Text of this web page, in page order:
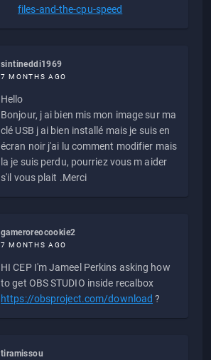
files-and-the-cpu-speed
sintineddi1969
7 MONTHS AGO
Hello
Bonjour, j ai bien mis mon image sur ma
clé USB j ai bien installé mais je suis en
écran noir j'ai lu comment modifier mais
la je suis perdu, pourriez vous m aider
s'il vous plait .Merci
gameroreocookie2
7 MONTHS AGO
HI CEP I'm Jameel Perkins asking how
to get OBS STUDIO inside recalbox
https://obsproject.com/download ?
tiramissou